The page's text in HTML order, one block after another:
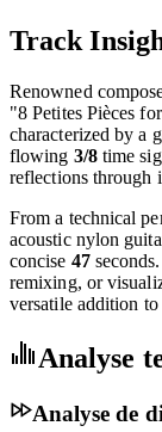
Track
Renowned
"8 Petites Pièces
characterized by a
time
reflections through
From a technical
acoustic nylon
concise47
remixing, or
versatile addition
Analyse